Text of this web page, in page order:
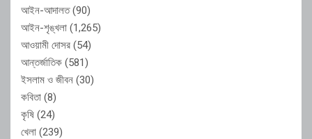
আইন-আদালত(90)
আইন-শৃঙ্খলা (1,265)
আওয়ামী দোসর (54)
আন্তর্জাতিক (581)
ইসলাম ও জীবন (30)
কবিতা (8)
কৃষি (24)
খেলা (239)